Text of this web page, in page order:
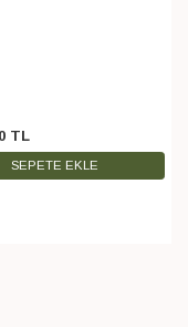
TL
SEPETE EKLE